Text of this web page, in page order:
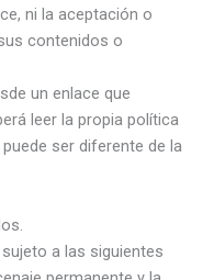
ni la aceptación o
contenidos o
un enlace que
leer la propia política
ser diferente de la
a las siguientes